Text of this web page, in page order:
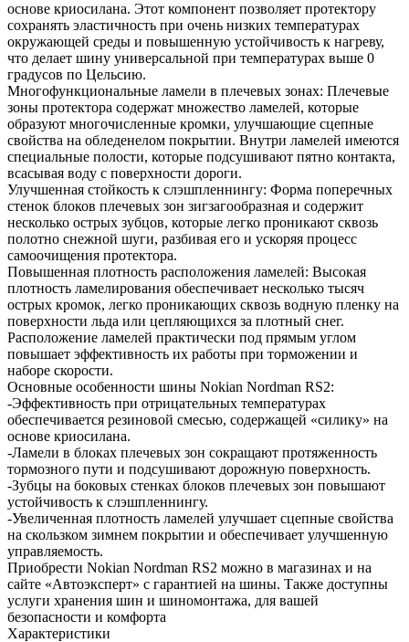
основе криосилана. Этот компонент позволяет протектору
сохранять эластичность при очень низких температурах
окружающей среды и повышенную устойчивость к нагреву,
что делает шину универсальной при температурах выше 0
градусов по Цельсию.
Многофункциональные ламели в плечевых зонах: Плечевые
зоны протектора содержат множество ламелей, которые
образуют многочисленные кромки, улучшающие сцепные
свойства на обледенелом покрытии. Внутри ламелей имеются
специальные полости, которые подсушивают пятно контакта,
всасывая воду с поверхности дороги.
Улучшенная стойкость к слэшпленнингу: Форма поперечных
стенок блоков плечевых зон зигзагообразная и содержит
несколько острых зубцов, которые легко проникают сквозь
полотно снежной шуги, разбивая его и ускоряя процесс
самоочищения протектора.
Повышенная плотность расположения ламелей: Высокая
плотность ламелирования обеспечивает несколько тысяч
острых кромок, легко проникающих сквозь водную пленку на
поверхности льда или цепляющихся за плотный снег.
Расположение ламелей практически под прямым углом
повышает эффективность их работы при торможении и
наборе скорости.
Основные особенности шины Nokian Nordman RS2:
-Эффективность при отрицательных температурах
обеспечивается резиновой смесью, содержащей «силику» на
основе криосилана.
-Ламели в блоках плечевых зон сокращают протяженность
тормозного пути и подсушивают дорожную поверхность.
-Зубцы на боковых стенках блоков плечевых зон повышают
устойчивость к слэшпленнингу.
-Увеличенная плотность ламелей улучшает сцепные свойства
на скользком зимнем покрытии и обеспечивает улучшенную
управляемость.
Приобрести Nokian Nordman RS2 можно в магазинах и на
сайте «Автоэксперт» с гарантией на шины. Также доступны
услуги хранения шин и шиномонтажа, для вашей
безопасности и комфорта
Характеристики